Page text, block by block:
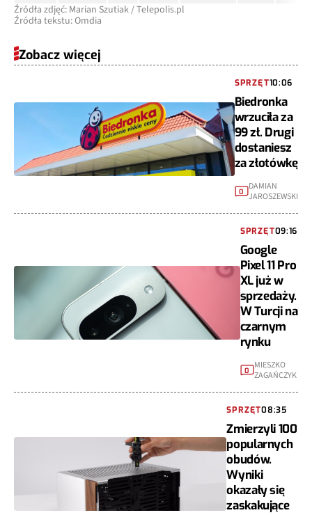
Źródła zdjęć: Marian Szutiak / Telepolis.pl
Źródła tekstu: Omdia
Zobacz więcej
SPRZĘT10:06
Biedronka
wrzuciła za
99 zł. Drugi
dostaniesz
za złotówkę
0 DAMIAN
JAROSZEWSKI
SPRZĘT09:16
Google
Pixel 11 Pro
XL już w
sprzedaży.
W Turcji na
czarnym
rynku
0 MIESZKO
ZAGAŃCZYK
SPRZĘT08:35
Zmierzyli 100
popularnych
obudów.
Wyniki
okazały się
zaskakujące